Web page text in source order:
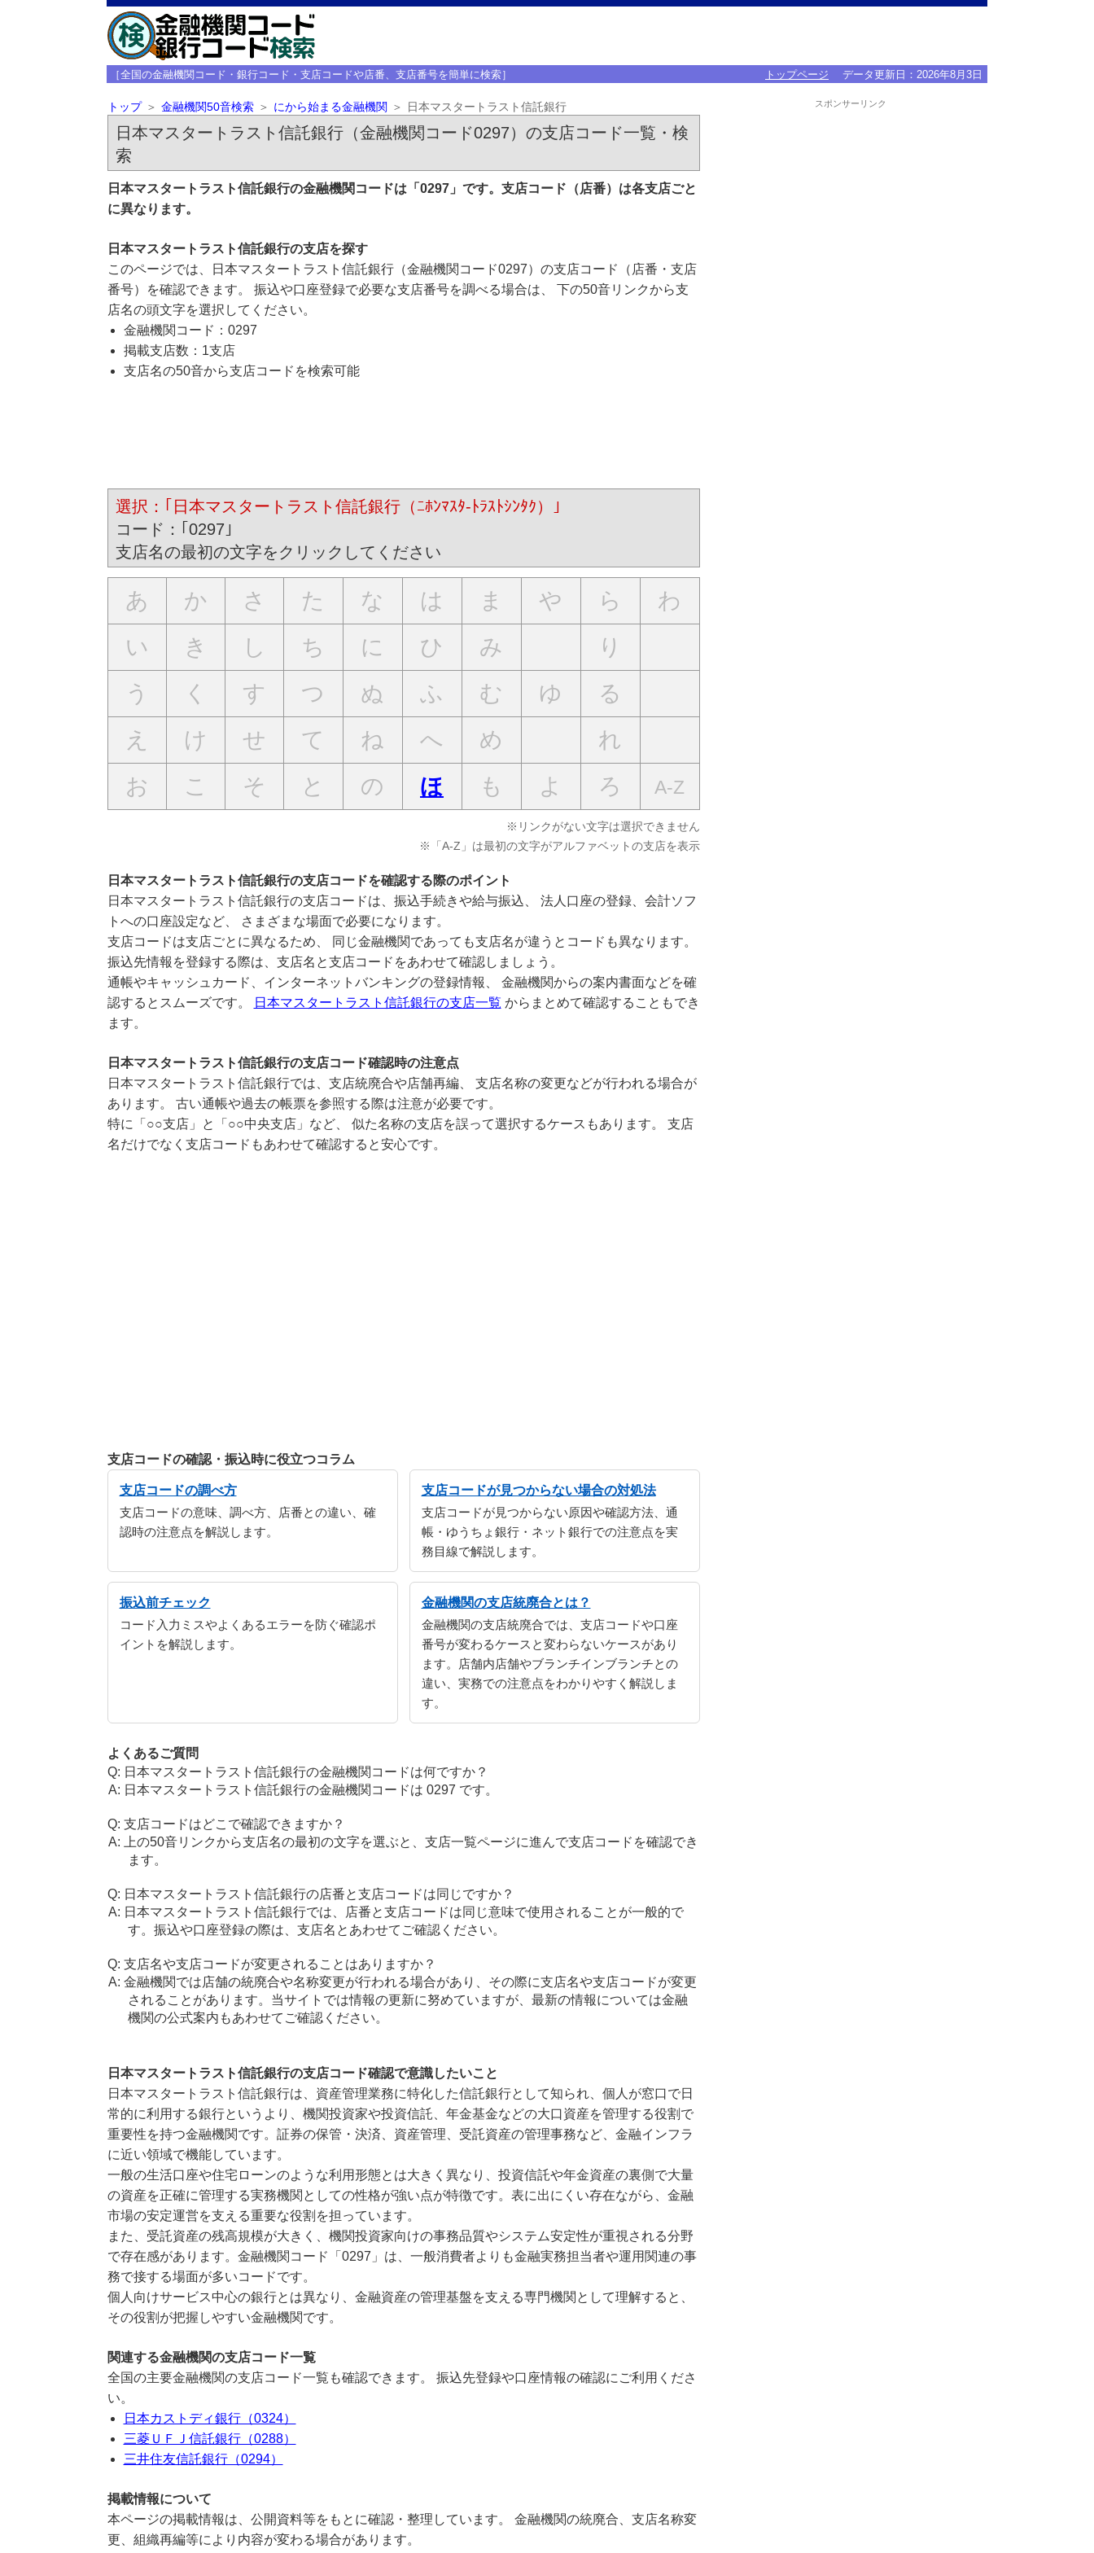
［全国の金融機関コード・銀行コード・支店コードや店番、支店番号を簡単に検索］ トップページ データ更新日： 2026年8月3日
トップ 金融機関50音検索 にから始まる金融機関 日本マスタートラスト信託銀行
日本マスタートラスト信託銀行（金融機関コード0297）の支店コード一覧・検
索
日本マスタートラスト信託銀行の金融機関コードは「0297」です。支店コード（店番）は各支店ごと
に異なります。
日本マスタートラスト信託銀行の支店を探す
このページでは、日本マスタートラスト信託銀行（金融機関コード0297）の支店コード（店番・支店
番号）を確認できます。 振込や口座登録で必要な支店番号を調べる場合は、 下の50音リンクから支
店名の頭文字を選択してください。
金融機関コード：0297
掲載支店数：1支店
支店名の50音から支店コードを検索可能
選択：｢日本マスタートラスト信託銀行（ﾆﾎﾝﾏｽﾀ-ﾄﾗｽﾄｼﾝﾀｸ）｣
コード：｢0297｣
支店名の最初の文字をクリックしてください
あ か さ た な は ま や ら
わ
い
き し ち に ひ み
り
う
く す つ ぬ ふ む ゆ
る
え
け せ て ね へ め
れ
お
こ そ と の ほ も よ ろ A-Z
※リンクがない文字は選択できません
※「A-Z」は最初の文字がアルファベットの支店を表示
日本マスタートラスト信託銀行の支店コードを確認する際のポイント
日本マスタートラスト信託銀行の支店コードは、振込手続きや給与振込、 法人口座の登録、会計ソフ
トへの口座設定など、 さまざまな場面で必要になります。
支店コードは支店ごとに異なるため、 同じ金融機関であっても支店名が違うとコードも異なります。
振込先情報を登録する際は、支店名と支店コードをあわせて確認しましょう。
通帳やキャッシュカード、インターネットバンキングの登録情報、 金融機関からの案内書面などを確
認するとスムーズです。
日本マスタートラスト信託銀行の支店一覧 からまとめて確認することもでき
ます。
日本マスタートラスト信託銀行の支店コード確認時の注意点
日本マスタートラスト信託銀行では、支店統廃合や店舗再編、 支店名称の変更などが行われる場合が
あります。 古い通帳や過去の帳票を参照する際は注意が必要です。
特に「○○支店」と「○○中央支店」など、 似た名称の支店を誤って選択するケースもあります。 支店
名だけでなく支店コードもあわせて確認すると安心です。
支店コードの確認・振込時に役立つコラム
支店コードの調べ方
支店コードの意味、調べ方、店番との違い、確
認時の注意点を解説します。
支店コードが見つからない場合の対処法
支店コードが見つからない原因や確認方法、通
帳・ゆうちょ銀行・ネット銀行での注意点を実
務目線で解説します。
振込前チェック
コード入力ミスやよくあるエラーを防ぐ確認ポ
イントを解説します。
金融機関の支店統廃合とは？
金融機関の支店統廃合では、支店コードや口座
番号が変わるケースと変わらないケースがあり
ます。店舗内店舗やブランチインブランチとの
違い、実務での注意点をわかりやすく解説しま
す。
よくあるご質問
日本マスタートラスト信託銀行の金融機関コードは何ですか？
日本マスタートラスト信託銀行の金融機関コードは 0297 です。
支店コードはどこで確認できますか？
上の50音リンクから支店名の最初の文字を選ぶと、支店一覧ページに進んで支店コードを確認でき
ます。
日本マスタートラスト信託銀行の店番と支店コードは同じですか？
日本マスタートラスト信託銀行では、店番と支店コードは同じ意味で使用されることが一般的で
す。振込や口座登録の際は、支店名とあわせてご確認ください。
支店名や支店コードが変更されることはありますか？
金融機関では店舗の統廃合や名称変更が行われる場合があり、その際に支店名や支店コードが変更
されることがあります。当サイトでは情報の更新に努めていますが、最新の情報については金融
機関の公式案内もあわせてご確認ください。
日本マスタートラスト信託銀行の支店コード確認で意識したいこと
日本マスタートラスト信託銀行は、資産管理業務に特化した信託銀行として知られ、個人が窓口で日
常的に利用する銀行というより、機関投資家や投資信託、年金基金などの大口資産を管理する役割で
重要性を持つ金融機関です。証券の保管・決済、資産管理、受託資産の管理事務など、金融インフラ
に近い領域で機能しています。
一般の生活口座や住宅ローンのような利用形態とは大きく異なり、投資信託や年金資産の裏側で大量
の資産を正確に管理する実務機関としての性格が強い点が特徴です。表に出にくい存在ながら、金融
市場の安定運営を支える重要な役割を担っています。
また、受託資産の残高規模が大きく、機関投資家向けの事務品質やシステム安定性が重視される分野
で存在感があります。金融機関コード「0297」は、一般消費者よりも金融実務担当者や運用関連の事
務で接する場面が多いコードです。
個人向けサービス中心の銀行とは異なり、金融資産の管理基盤を支える専門機関として理解すると、
その役割が把握しやすい金融機関です。
関連する金融機関の支店コード一覧
全国の主要金融機関の支店コード一覧も確認できます。 振込先登録や口座情報の確認にご利用くださ
い。
日本カストディ銀行（0324）
三菱ＵＦＪ信託銀行（0288）
三井住友信託銀行（0294）
掲載情報について
本ページの掲載情報は、公開資料等をもとに確認・整理しています。 金融機関の統廃合、支店名称変
更、組織再編等により内容が変わる場合があります。
スポンサーリンク